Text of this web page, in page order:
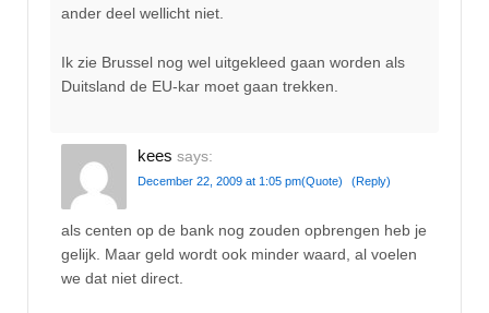
ander deel wellicht niet.
Ik zie Brussel nog wel uitgekleed gaan worden als
Duitsland de EU-kar moet gaan trekken.
kees says:
December 22, 2009 at 1:05 pm(Quote) (Reply)
als centen op de bank nog zouden opbrengen heb je
gelijk. Maar geld wordt ook minder waard, al voelen
we dat niet direct.